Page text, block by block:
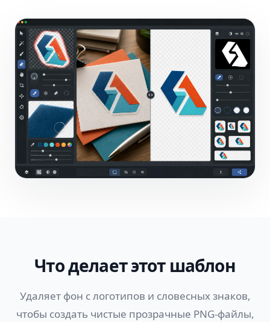
Что делает этот шаблон
Удаляет фон с логотипов и словесных знаков,
чтобы создать чистые прозрачные PNG-файлы,